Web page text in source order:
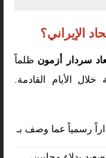
الإيراني؟
سردار أزمون ظلماً
الأيام القادمة.
رسمياً عما وصف بـ